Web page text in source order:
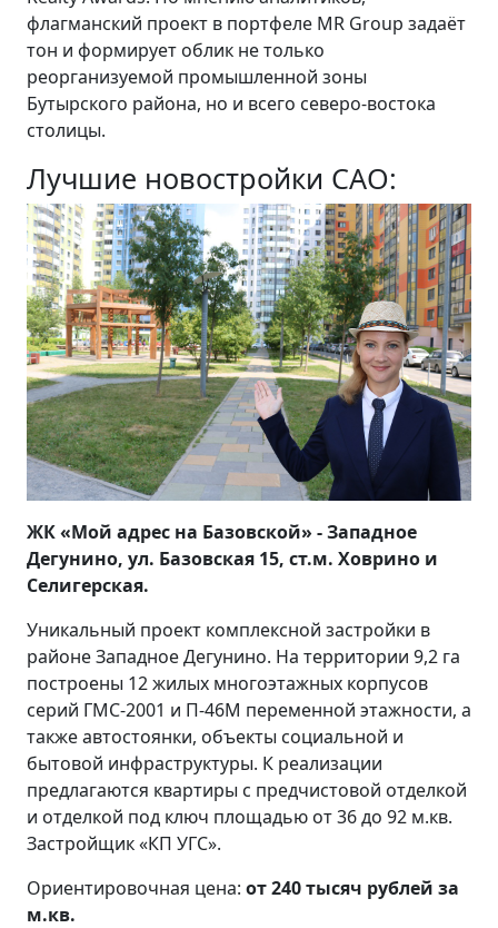
флагманский проект в портфеле MR Group задаёт
тон и формирует облик не только
реорганизуемой промышленной зоны
Бутырского района, но и всего северо-востока
столицы.
Лучшие новостройки САО:
ЖК «Мой адрес на Базовской» - Западное
Дегунино, ул. Базовская 15, ст.м. Ховрино и
Селигерская.
Уникальный проект комплексной застройки в
районе Западное Дегунино. На территории 9,2 га
построены 12 жилых многоэтажных корпусов
серий ГМС-2001 и П-46М переменной этажности, а
также автостоянки, объекты социальной и
бытовой инфраструктуры. К реализации
предлагаются квартиры с предчистовой отделкой
и отделкой под ключ площадью от 36 до 92 м.кв.
Застройщик «КП УГС».
Ориентировочная цена: от 240 тысяч рублей за
м.кв.